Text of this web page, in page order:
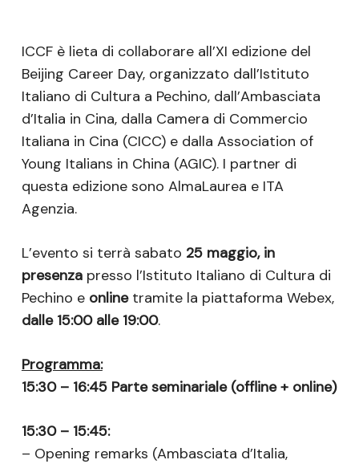
ICCF è lieta di collaborare all’XI edizione del
Beijing Career Day, organizzato dall’Istituto
Italiano di Cultura a Pechino, dall’Ambasciata
d’Italia in Cina, dalla Camera di Commercio
Italiana in Cina (CICC) e dalla Association of
Young Italians in China (AGIC). I partner di
questa edizione sono AlmaLaurea e ITA
Agenzia.
L’evento si terrà sabato 25 maggio, in
presenzapresso l’Istituto Italiano di Cultura di
Pechino e onlinetramite la piattaforma Webex,
dalle 15:00 alle 19:00.
Programma:
15:30 – 16:45 Parte seminariale (offline + online)
15:30 – 15:45:
– Opening remarks (Ambasciata d’Italia,